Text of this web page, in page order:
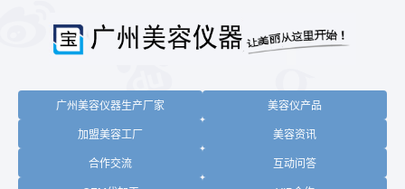
广州美容仪器生产厂家
美容仪产品
加盟美容工厂
美容资讯
合作交流
互动问答